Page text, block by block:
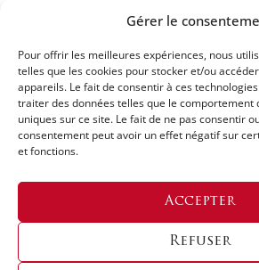
Gérer le
Pour offrir les meilleures expériences, nous
telles que les cookies pour stocker et/ou
appareils. Le fait de consentir à ces
traiter des données telles que le comportement
uniques sur ce site. Le fait de ne pas consentir
consentement peut avoir un effet négatif sur
et fonctions.
Accepter
Refuser
Comptoirs
Nos réalisations
SUIVEZ-NOUS
DEMANDEZ UN